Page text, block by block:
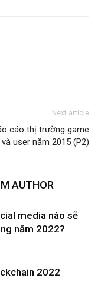
Next article
cáo thị trường game
user năm 2015 (P2)
AUTHOR
media nào sẽ
năm 2022?
2022